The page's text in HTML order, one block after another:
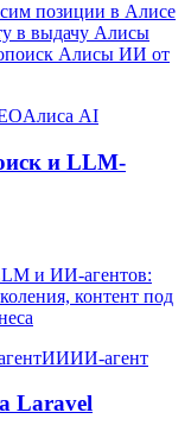
позиции в Алисе
в выдачу Алисы
Алисы ИИ от
Алиса AI
и LLM-
и ИИ-агентов:
контент под
ИИИИ-агент
Laravel